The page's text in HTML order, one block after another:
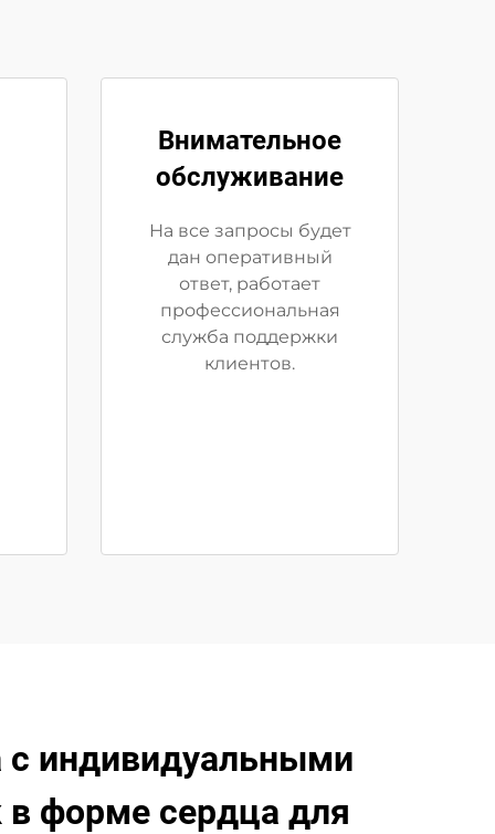
Внимательное
обслуживание
На все запросы будет
дан оперативный
ответ, работает
профессиональная
служба поддержки
клиентов.
с индивидуальными
в форме сердца для